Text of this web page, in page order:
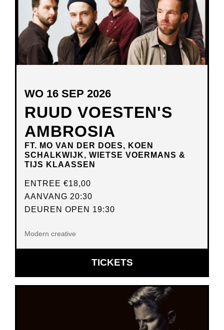
RUUD VOESTEN'S
AMBROSIA
FT. MO VAN DER DOES, KOEN
SCHALKWIJK, WIETSE VOERMANS &
TIJS KLAASSEN
WO 16 SEP 2026
ENTREE €18,00
AANVANG 20:30
DEUREN OPEN 19:30
Modern creative
TICKETSOPENT
IN
NIEUW
VENSTER